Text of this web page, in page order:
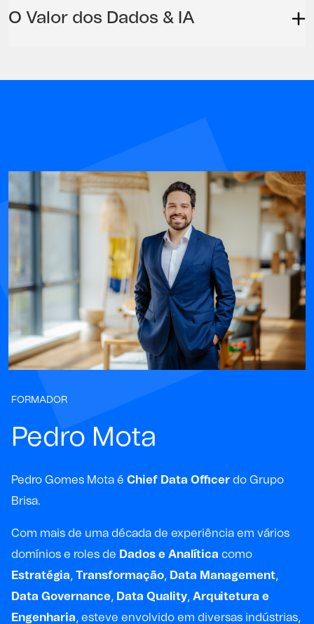
O Valor dos Dados & IA
FORMADOR
Pedro Mota
Pedro Gomes Mota é Chief Data Officer do Grupo
Brisa.
Com mais de uma década de experiência em vários
domínios e roles de Dados e Analítica como
Estratégia, Transformação, Data Management,
Data Governance, Data Quality, Arquitetura e
Engenharia, esteve envolvido em diversas indústrias,